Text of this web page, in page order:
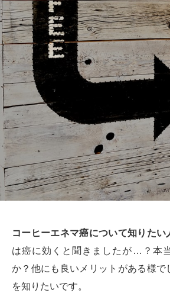
コーヒーエネマ癌について知りたい
は癌に効くと聞きましたが…？本
か？他にも良いメリットがある様で
を知りたいです。